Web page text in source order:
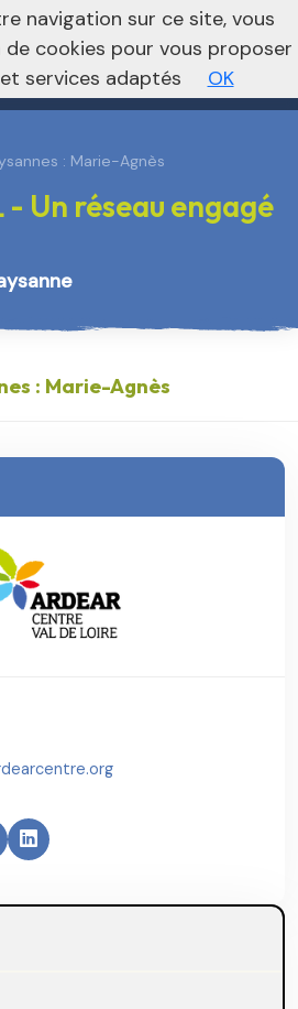
foncière Vers le site national
: Marie-Agnès
- Un réseau engagé
: Marie-Agnès
navigation sur ce site, vous
cookies pour vous proposer
services adaptés
OK